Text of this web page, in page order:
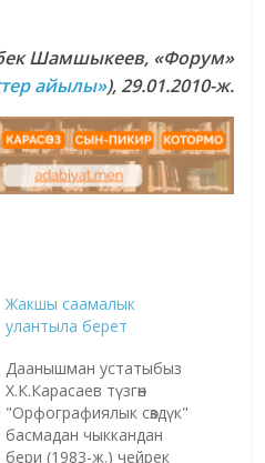
Шамшыкеев, «Форум»
айылы»), 29.01.2010-ж.
Жакшы саамалык
улантыла берет
Даанышман устатыбыз
Х.К.Карасаев түзгөн
"Орфографиялык сөздүк"
басмадан чыккандан
бери (1983-ж.) чейрек